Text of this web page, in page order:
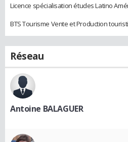
Licence spécialisation études Latino
BTS Tourisme Vente et Production
Réseau
Antoine BALAGUER